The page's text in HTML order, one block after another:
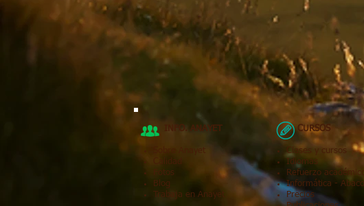
INFO. ANAYET
Sobre Anayet
Fotos
Blog
Trabaja en Anayet
CURSOS
Clases y cursos
Idiomas
Refuerzo académico
Informática - Abaco
Precios